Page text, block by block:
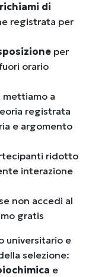
di
registrata per
per
orario
a
registrata
e argomento
ridotto
interazione
non accedi al
gratis
universitario e
selezione:
e